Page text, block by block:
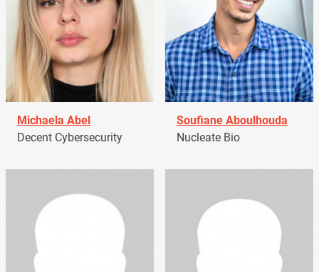
Michaela Abel
Decent Cybersecurity
Soufiane Aboulhouda
Nucleate Bio